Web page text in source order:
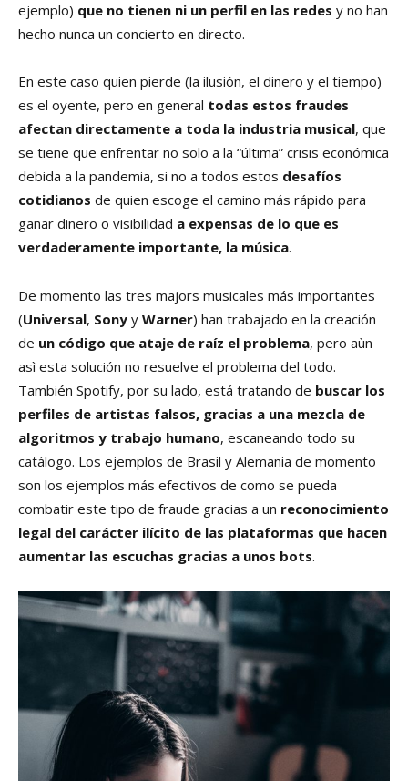
ejemplo) que no tienen ni un perfil en las redes y no han
hecho nunca un concierto en directo.
En este caso quien pierde (la ilusión, el dinero y el tiempo)
es el oyente, pero en general todas estos fraudes
afectan directamente a toda la industria musical, que
se tiene que enfrentar no solo a la “última” crisis económica
debida a la pandemia, si no a todos estos desafíos
cotidianos de quien escoge el camino más rápido para
ganar dinero o visibilidad a expensas de lo que es
verdaderamente importante, la música.
De momento las tres majors musicales más importantes
(Universal, Sony y Warner) han trabajado en la creación
de un código que ataje de raíz el problema, pero aùn
asì esta solución no resuelve el problema del todo.
También Spotify, por su lado, está tratando de buscar los
perfiles de artistas falsos, gracias a una mezcla de
algoritmos y trabajo humano, escaneando todo su
catálogo. Los ejemplos de Brasil y Alemania de momento
son los ejemplos más efectivos de como se pueda
combatir este tipo de fraude gracias a un reconocimiento
legal del carácter ilícito de las plataformas que hacen
aumentar las escuchas gracias a unos bots.